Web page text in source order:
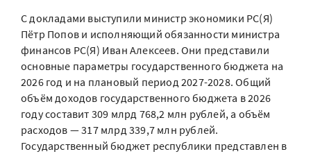
С докладами выступили министр экономики РС(Я)
Пётр Попов и исполняющий обязанности министра
финансов РС(Я) Иван Алексеев. Они представили
основные параметры государственного бюджета на
2026 год и на плановый период 2027-2028. Общий
объём доходов государственного бюджета в 2026
году составит 309 млрд 768,2 млн рублей, а объём
расходов — 317 млрд 339,7 млн рублей.
Государственный бюджет республики представлен в